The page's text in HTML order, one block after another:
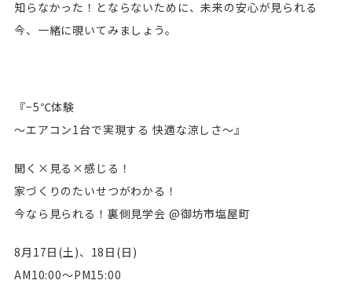
知らなかった！とならないために、未来の安心が見られる
今、一緒に覗いてみましょう。
『−5℃体験
〜エアコン1台で実現する 快適な涼しさ〜』
聞く×見る×感じる！
家づくりのたいせつがわかる！
今なら見られる！裏側見学会 @御坊市塩屋町
8月17日(土)、18日(日)
AM10:00〜PM15:00